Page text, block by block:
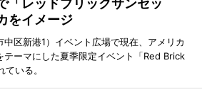
「レッドブリックサンセッ
をイメージ
区新港1）イベント広場で現在、アメリカ
テーマにした夏季限定イベント「Red Brick
いる。